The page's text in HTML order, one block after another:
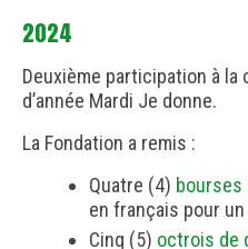
2024
Deuxième participation à la
d’année Mardi Je donne.
La Fondation a remis :
Quatre (4) bourses
en français pour
Cinq (5) octrois de